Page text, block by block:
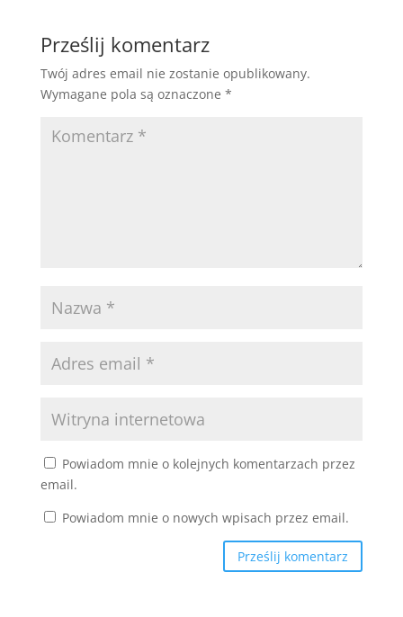
Prześlij komentarz
Twój adres email nie zostanie opublikowany.
Wymagane pola są oznaczone *
Powiadom mnie o kolejnych komentarzach przez
email.
Powiadom mnie o nowych wpisach przez email.